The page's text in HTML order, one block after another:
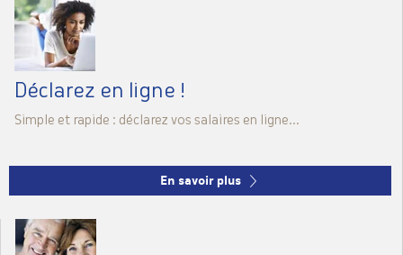
Déclarez en ligne !
Simple et rapide : déclarez vos salaires en ligne...
En savoir plus